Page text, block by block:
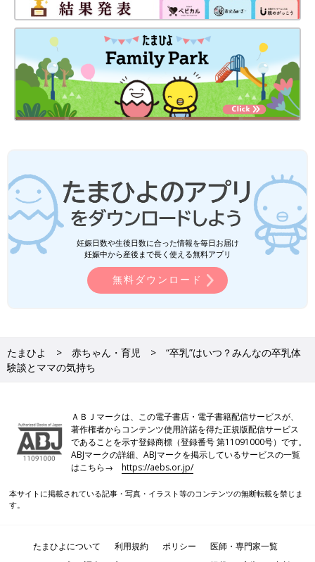
妊娠日数や生後日数に合った情報を毎日お届け
妊娠中から産後まで長く使える無料アプリ
無料ダウンロード
たまひよ 赤ちゃん・育児
“卒乳”はいつ？みんなの卒乳体
験談とママの気持ち
ＡＢＪマークは、この電子書店・電子書籍配信サービスが、
著作権者からコンテンツ使用許諾を得た正規版配信サービス
であることを示す登録商標（登録番号 第11091000号）です。
ABJマークの詳細、ABJマークを掲示しているサービスの一覧
はこちら→https://aebs.or.jp/
本サイトに掲載されている記事・写真・イラスト等のコンテンツの無断転載を禁じま
す。
たまひよについて 利用規約 ポリシー
医師・専門家一覧